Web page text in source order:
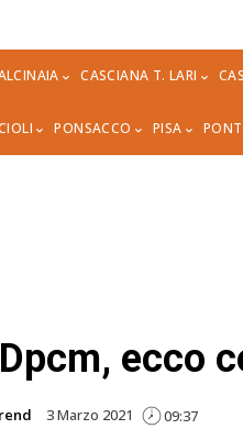
CASCIANA T. LARI
PONSACCO PISA
ecco
3 Marzo 2021 09:37